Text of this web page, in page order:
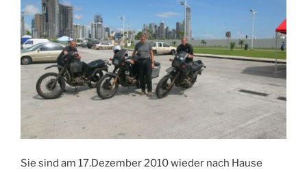
Sie sind am 17.Dezember 2010 wieder nach Hause